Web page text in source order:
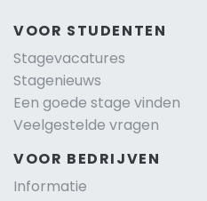
VOOR STUDENTEN
Stagevacatures
Stagenieuws
Een goede stage vinden
Veelgestelde vragen
VOOR BEDRIJVEN
Informatie